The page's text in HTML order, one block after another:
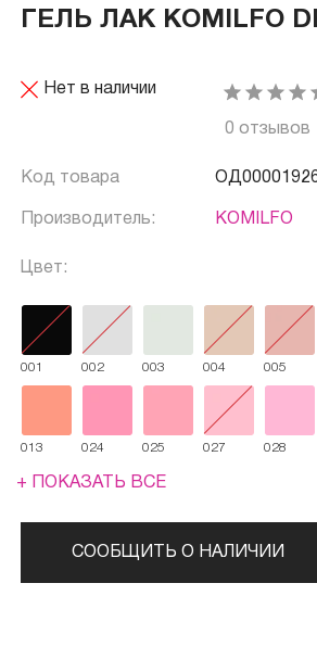
ГЕЛЬ ЛАК KOMILFO
Нет в наличии
0 отзывов
Код товара
Производитель: KOMILFO
Цвет:
001 002 003 004 005
013 024 025 027 028
+ ПОКАЗАТЬ ВСЕ
СООБЩИТЬ О НАЛИЧИИ